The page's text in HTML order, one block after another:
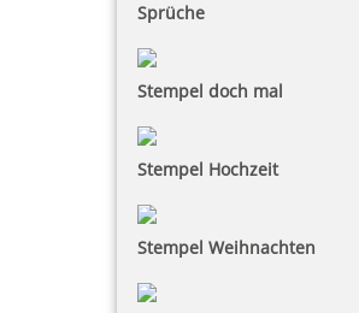
Sprüche
Stempel doch mal
Stempel Hochzeit
Stempel Weihnachten